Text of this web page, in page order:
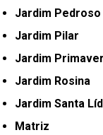
Jardim Pedroso
Jardim Pilar
Jardim
Jardim Rosina
Jardim Santa
Matriz